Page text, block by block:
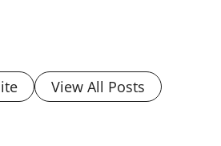
View All Posts